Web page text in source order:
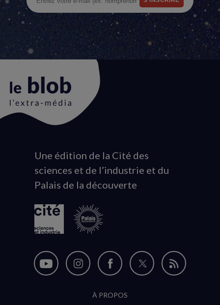
Animation
du
logo
Une édition de la Cité des
sciences et de l’industrie et du
Palais de la découverte
Nous
Nous
Nous
sur
Nous
Flux
À PROPOS